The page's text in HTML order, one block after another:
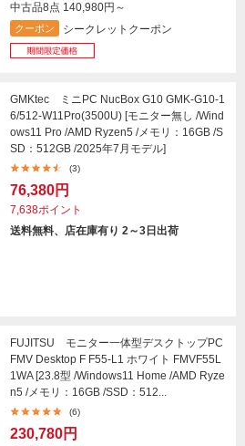
中古品8点 140,980円～
クーポン
シークレットクーポン
GMKtec ミニPC NucBox G10 GMK-G10-1
6/512-W11Pro(3500U) [モニター無し /Wind
ows11 Pro /AMD Ryzen5 /メモリ：16GB /S
SD：512GB /2025年7月モデル]
(3)
76,380円
7,638ポイント
送料無料、店在庫有り 2～3日出荷
FUJITSU モニター一体型デスクトップPC
FMV Desktop F F55-L1 ホワイト FMVF55L
1WA [23.8型 /Windows11 Home /AMD Ryze
n5 /メモリ：16GB /SSD：512...
(6)
230,780円